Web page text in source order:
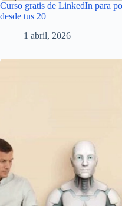
Curso gratis de LinkedIn para
desde tus 20
1 abril, 2026